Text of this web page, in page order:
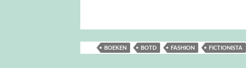
BOEKEN BOTD FASHION FICTIONISTA